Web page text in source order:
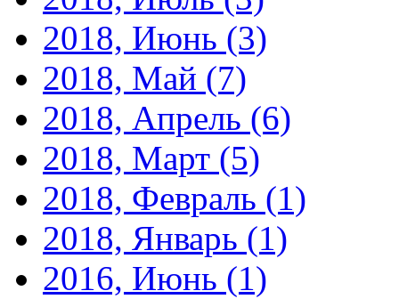
2018, Июнь (3)
2018, Май (7)
2018, Апрель (6)
2018, Март (5)
2018, Февраль (1)
2018, Январь (1)
2016, Июнь (1)